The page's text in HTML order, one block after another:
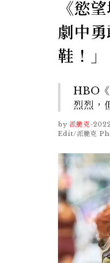
《慾
劇中
鞋！」
HBO《
烈烈，
by 派脆克-
Edit/派脆克